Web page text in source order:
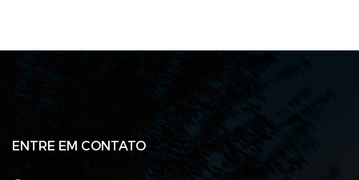
ENTRE EM CONTATO